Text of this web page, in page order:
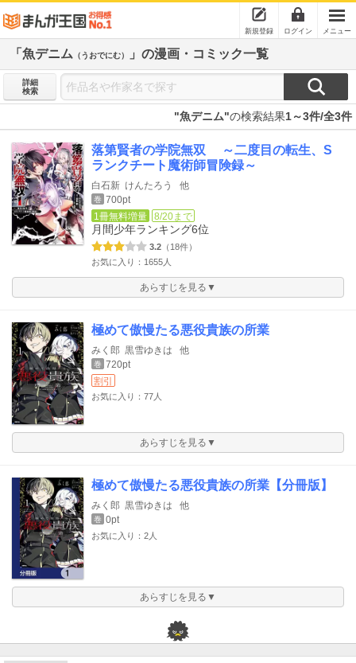
新規登録 ログイン メニュー
「魚デニム （うおでにむ） 」の漫画・コミック一覧
詳細
検索
"魚デニム"の検索結果1～3件/全3件
落第賢者の学院無双 ～二度目の転生、S
ランクチート魔術師冒険録～
白石新 けんたろう 他
巻 700pt
1冊無料増量
8/20まで
月間少年ランキング6位
3.2 （18件）
お気に入り：1655人
あらすじを見る▼
極めて傲慢たる悪役貴族の所業
みく郎 黒雪ゆきは 他
巻 720pt
割引
お気に入り：77人
あらすじを見る▼
極めて傲慢たる悪役貴族の所業【分冊版】
みく郎 黒雪ゆきは 他
巻 0pt
お気に入り：2人
あらすじを見る▼